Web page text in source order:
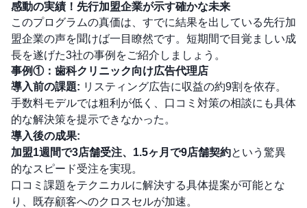
感動の実績！先行加盟企業が示す確かな未来
このプログラムの真価は、すでに結果を出している先行加
盟企業の声を聞けば一目瞭然です。短期間で目覚ましい成
長を遂げた3社の事例をご紹介しましょう。
事例①：歯科クリニック向け広告代理店
導入前の課題: リスティング広告に収益の約9割を依存。
手数料モデルでは粗利が低く、口コミ対策の相談にも具体
的な解決策を提示できなかった。
導入後の成果:
加盟1週間で3店舗受注、1.5ヶ月で9店舗契約という驚異
的なスピード受注を実現。
口コミ課題をテクニカルに解決する具体提案が可能とな
り、既存顧客へのクロスセルが加速。